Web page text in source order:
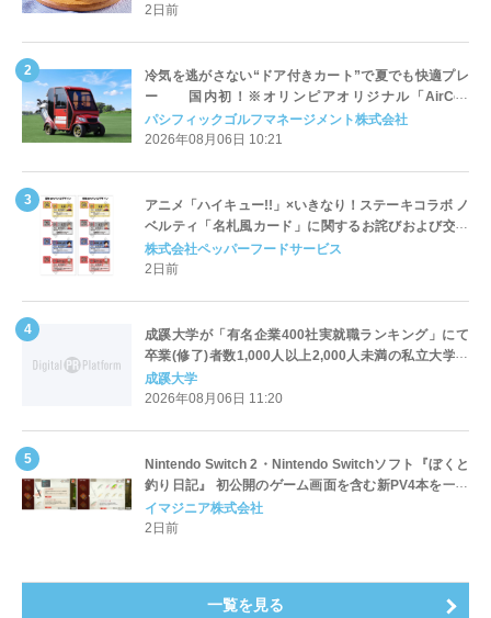
2日前
冷気を逃がさない“ドア付きカート”で夏でも快適プレ
ー 国内初！※オリンピアオリジナル「AirCon
Cart（エアコンカート）」導入 | ＰＧＭ
パシフィックゴルフマネージメント株式会社
2026年08月06日 10:21
アニメ「ハイキュー!!」×いきなり！ステーキコラボ ノ
ベルティ「名札風カード」に関するお詫びおよび交換
対応についてのご案内
株式会社ペッパーフードサービス
2日前
成蹊大学が「有名企業400社実就職ランキング」にて
卒業(修了)者数1,000人以上2,000人未満の私立大学で
全国第1位を獲得！～実就職率は26.5%（前年比＋
4.3pt）に伸長、東京の私立大学でも10位にランクイン
成蹊大学
2026年08月06日 11:20
Nintendo Switch 2・Nintendo Switchソフト『ぼくと
釣り日記』 初公開のゲーム画面を含む新PV4本を一挙
公開！
イマジニア株式会社
2日前
一覧を見る